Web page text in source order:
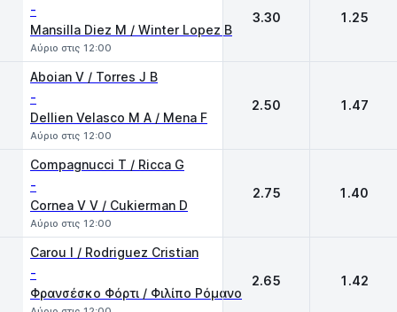
-
Mansilla Diez M / Winter Lopez B
Αύριο στις 12:00
3.30 1.25
Aboian V / Torres J B
-
Dellien Velasco M A / Mena F
Αύριο στις 12:00
2.50 1.47
Compagnucci T / Ricca G
-
Cornea V V / Cukierman D
Αύριο στις 12:00
2.75 1.40
Carou I / Rodriguez Cristian
-
Φρανσέσκο Φόρτι / Φιλίπο Ρόμανο
2.65 1.42